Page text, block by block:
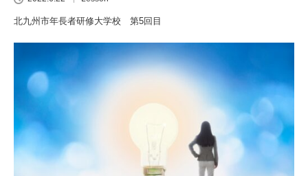
北九州市年長者研修大学校 第5回目